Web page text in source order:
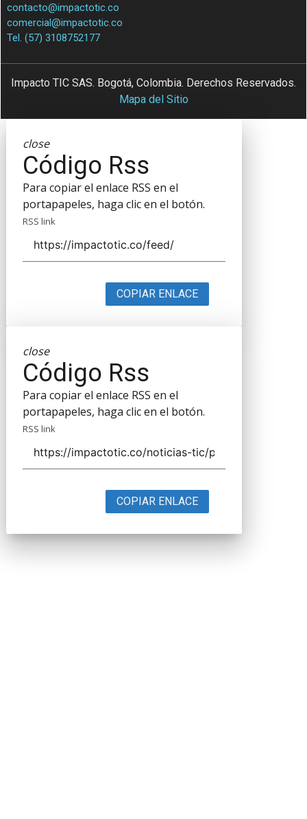
contacto@impactotic.co
comercial@impactotic.co
Tel. (57) 3108752177
Impacto TIC SAS. Bogotá, Colombia. Derechos Reservados.
Mapa del Sitio
close
Código Rss
Para copiar el enlace RSS en el
portapapeles, haga clic en el botón.
RSS link
COPIAR ENLACE
close
Código Rss
Para copiar el enlace RSS en el
portapapeles, haga clic en el botón.
RSS link
COPIAR ENLACE